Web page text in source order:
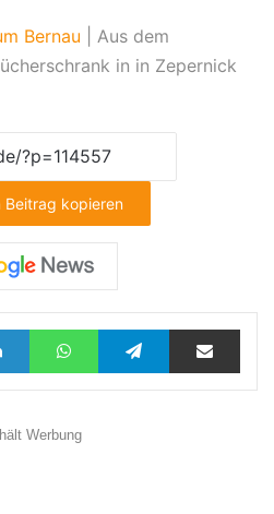
Bernau
Aus dem
in in Zepernick
Beitrag kopieren
LinkedInWhatsAppTelegramTeilen via E-Mail
Werbung